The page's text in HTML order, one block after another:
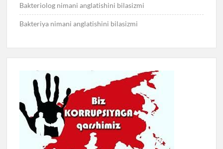
Bakteriolog nimani anglatishini bilasizmi
Bakteriya nimani anglatishini bilasizmi